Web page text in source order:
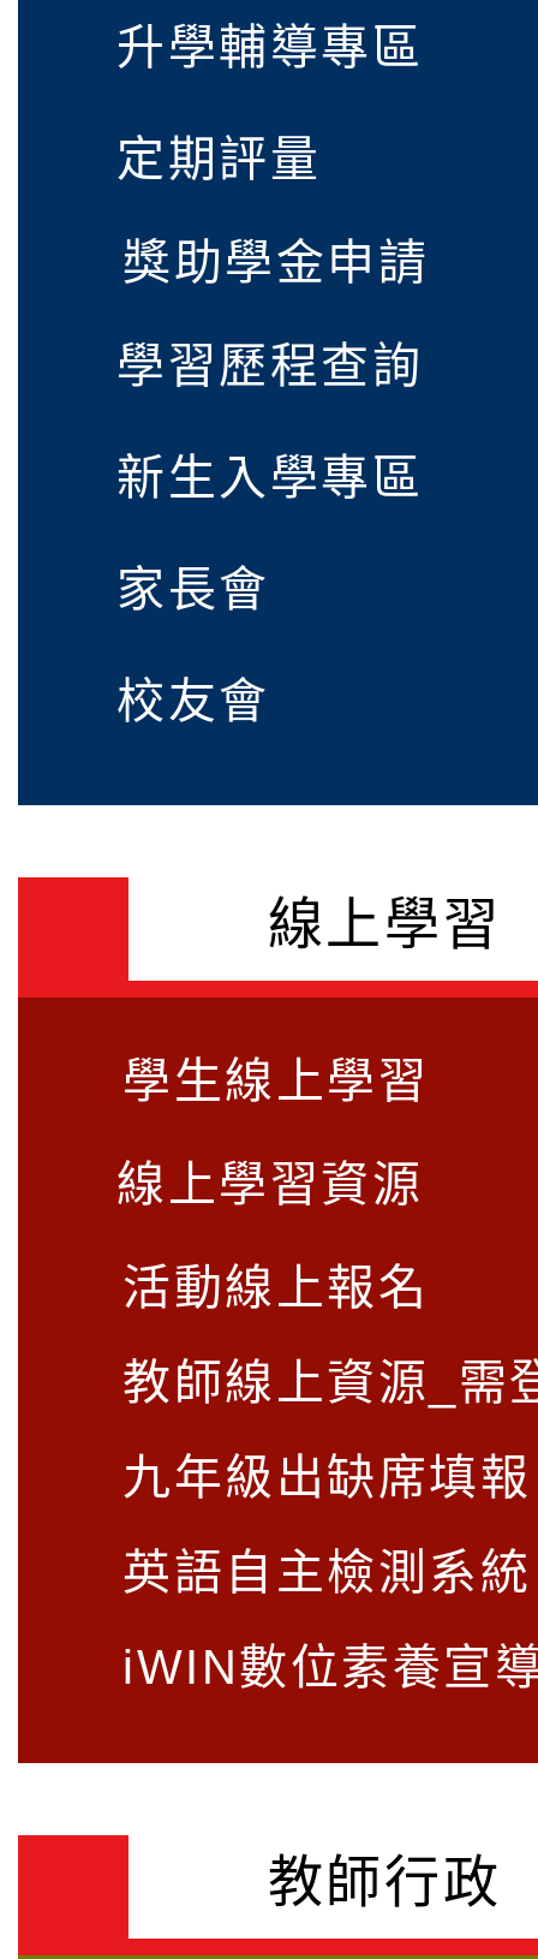
有缺額,續辦第2次招考)
中心辦理「在實驗教
人發展的可能性」推
115年度北臺八縣市「
選活動-情緒守門員」
桃園市立平鎮國民中
事項
生訓練(08/20-08/21)
事項
衛生福利部「少年自立
助業務」跨單位之網絡
轉知文化大學推廣教
訊」、「暑期親子電影
孫樂淘桃」、「愛『
福系列講座及成長團體
平鎮國中115學年度第
代理(課)教師甄選錄取
115學年度第1學期總
(課)教師甄選錄取公告
國立政治大學教育部實
生訓練(08/20-08/21)
事項
桃園市立平鎮國民中
生訓練(08/20-08/21)
事項
升學輔導專區
定期評量
獎助學金申請
學習歷程查詢
新生入學專區
家長會
校友會
線上學習
學生線上學習
線上學習資源
活動線上報名
教師線上資源_需
九年級出缺席填報
英語自主檢測系統
iWIN數位素養宣
教師行政